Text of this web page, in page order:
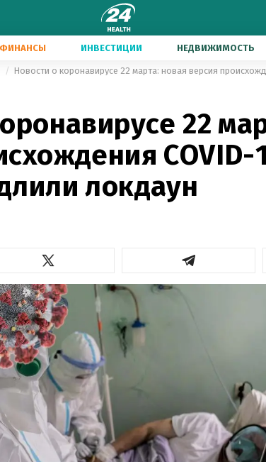
ФИНАНСЫ ИНВЕСТИЦИИ НЕДВИЖИМОСТЬ
22
COVID-
локдаун